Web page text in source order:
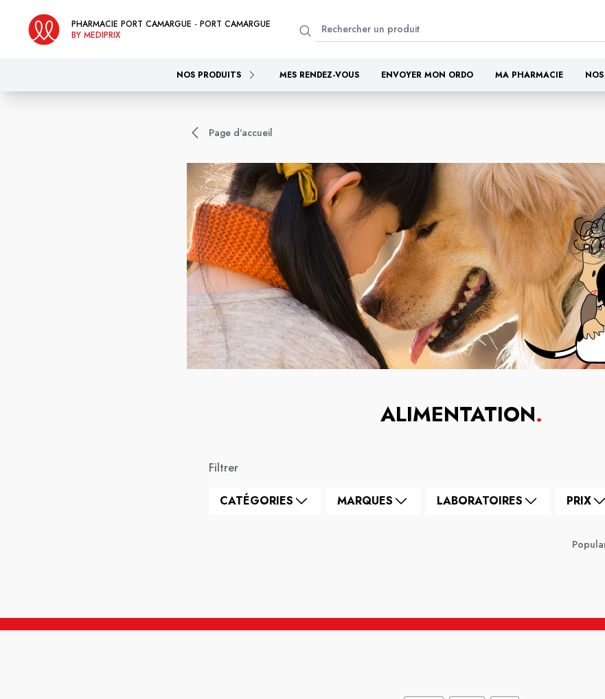
PHARMACIE PORT CAMARGUE - PORT CAMARGUE
BY MEDIPRIX
NOS PRODUITS MES RENDEZ-VOUS ENVOYER MON ORDO MA PHARMACIE
Page d'accueil
ALIMENTATION.
Filtrer
CATÉGORIES MARQUES LABORATOIRES PRIX